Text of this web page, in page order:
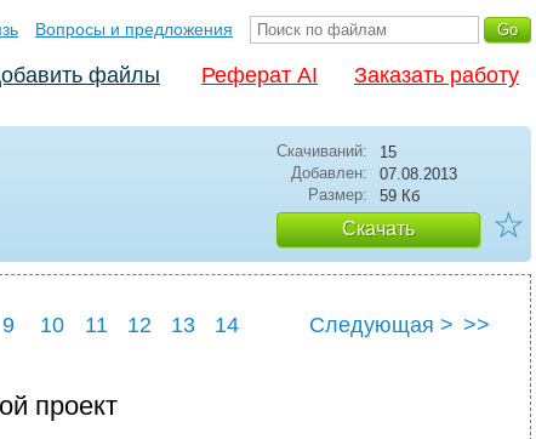
Вопросы и предложения
файлы Реферат AI Заказать работу
Скачиваний:
15
Добавлен:
07.08.2013
Размер:
59 Кб
Скачать ☆
9 10 11 12 13 14 Следующая > >>
проект